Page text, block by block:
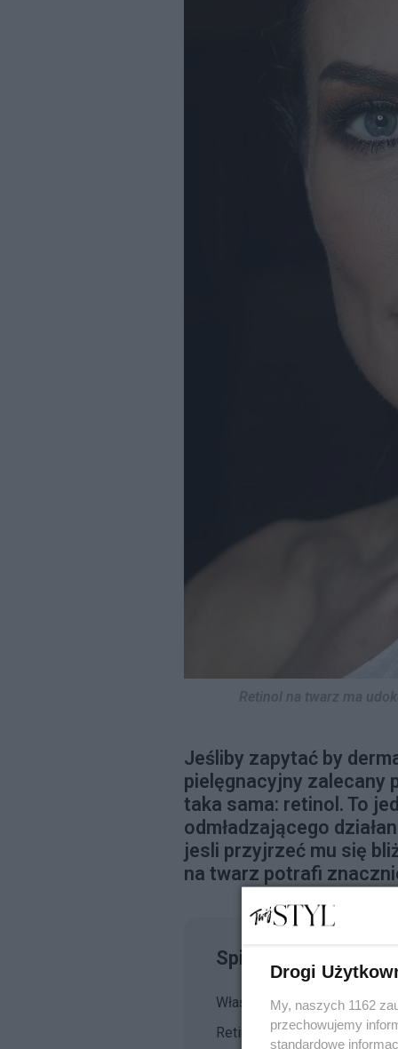
Jeśliby zapytać by
pielęgnacyjny zalecany
taka sama: retinol. To
odmładzającego
jesli przyjrzeć mu się
na twarz potrafi
Spis treści
Właściwości retinolu - jak
Retinol na twarz - dla kogo.
Drogi
My, naszych 1162
przechowujemy
standardowe